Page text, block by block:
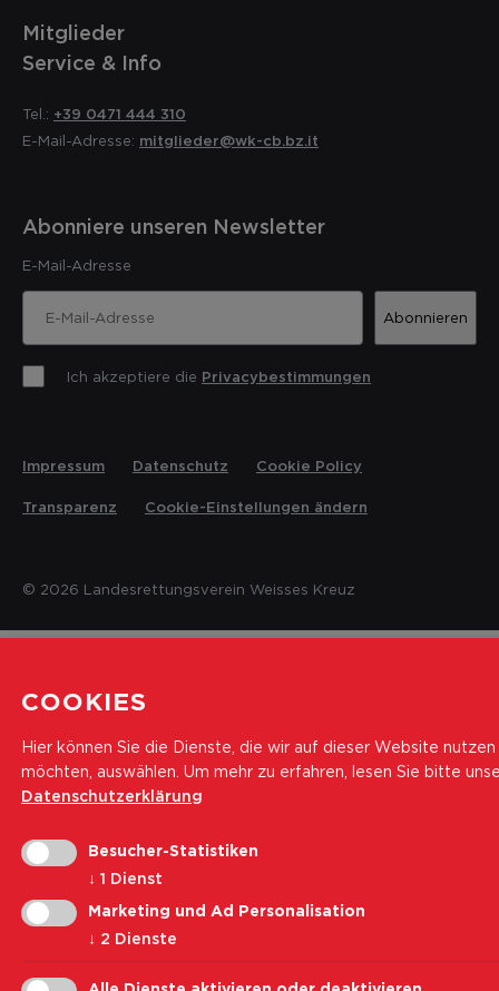
Mitglieder
Service & Info
Tel.: +39 0471 444 310
E-Mail-Adresse: mitglieder@wk-cb.bz.it
Abonniere unseren Newsletter
E-Mail-Adresse
Abonnieren
Ich akzeptiere die Privacybestimmungen
© 2026 Landesrettungsverein Weisses Kreuz
Impressum Datenschutz Cookie Policy
Transparenz Cookie-Einstellungen ändern
COOKIES
Hier können Sie die Dienste, die wir auf dieser Website nutzen
möchten, auswählen. Um mehr zu erfahren, lesen Sie bitte
Datenschutzerklärung
Besucher-Statistiken
↓ 1 Dienst
Marketing und Ad Personalisation
↓ 2 Dienste